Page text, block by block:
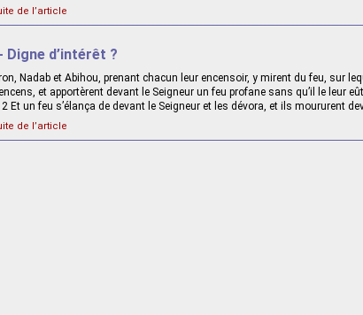
de l’article
Digne d’intérêt ?
Nadab et Abihou, prenant chacun leur encensoir, y mirent du feu, sur
et apportèrent devant le Seigneur un feu profane sans qu’il le leur eût
Et un feu s’élança de devant le Seigneur et les dévora, et ils moururent
de l’article